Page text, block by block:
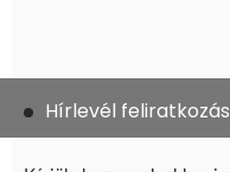
Hírlevél feliratkozás